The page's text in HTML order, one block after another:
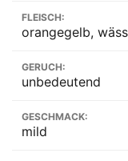
FLEISCH:
orangegelb,
GERUCH:
unbedeutend
GESCHMACK:
mild